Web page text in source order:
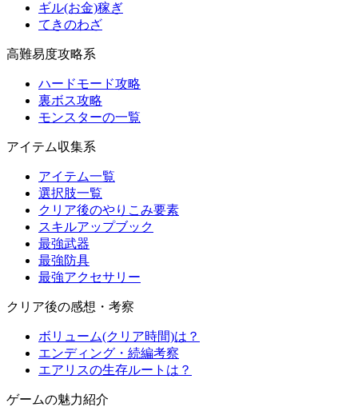
ギル(お金)稼ぎ
てきのわざ
高難易度攻略系
ハードモード攻略
裏ボス攻略
モンスターの一覧
アイテム収集系
アイテム一覧
選択肢一覧
クリア後のやりこみ要素
スキルアップブック
最強武器
最強防具
最強アクセサリー
クリア後の感想・考察
ボリューム(クリア時間)は？
エンディング・続編考察
エアリスの生存ルートは？
ゲームの魅力紹介